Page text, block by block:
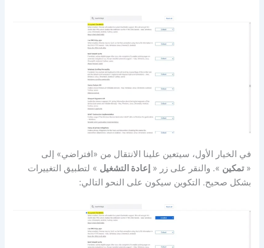
في الخيار الأول، سيتعين علينا الانتقال من «افتراضي» إلى
«تمكين ». والنقر على زر «إعادة التشغيل » لتطبيق التغييرات
بشكل صحيح. التكوين سيكون على النحو التالي: